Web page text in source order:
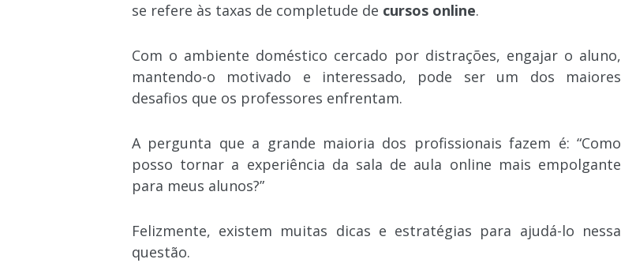
se refere às taxas de completude de cursos online.
Com o ambiente doméstico cercado por distrações, engajar o aluno,
mantendo-o motivado e interessado, pode ser um dos maiores
desafios que os professores enfrentam.
A pergunta que a grande maioria dos profissionais fazem é: “Como
posso tornar a experiência da sala de aula online mais empolgante
para meus alunos?”
Felizmente, existem muitas dicas e estratégias para ajudá-lo nessa
questão.